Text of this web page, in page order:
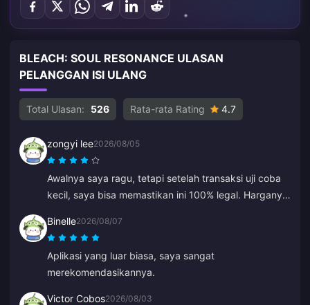
BLEACH: SOUL RESONANCE ULASAN
PELANGGAN ISI ULANG
Total Ulasan: 526 Rata-rata Rating 4.7
zongyi lee2026/08/05
Awalnya saya ragu, tetapi setelah transaksi uji coba
kecil, saya bisa memastikan ini 100% legal. Harganya
platform yang sangat solid. Selama harganya tetap
seperti ini, ini akan jadi langganan saya.
Binelle2026/08/07
Aplikasi yang luar biasa, saya sangat
merekomendasikannya.
Victor Cobos2026/08/03